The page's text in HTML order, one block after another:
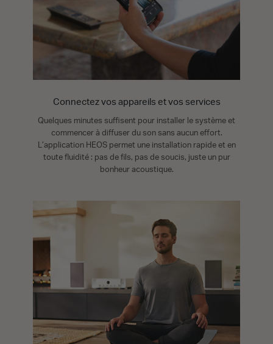
Connectez vos appareils et vos services
Quelques minutes suffisent pour installer le système et
commencer à diffuser du son sans aucun effort.
L’application HEOS permet une installation rapide et en
toute fluidité : pas de fils, pas de soucis, juste un pur
bonheur acoustique.